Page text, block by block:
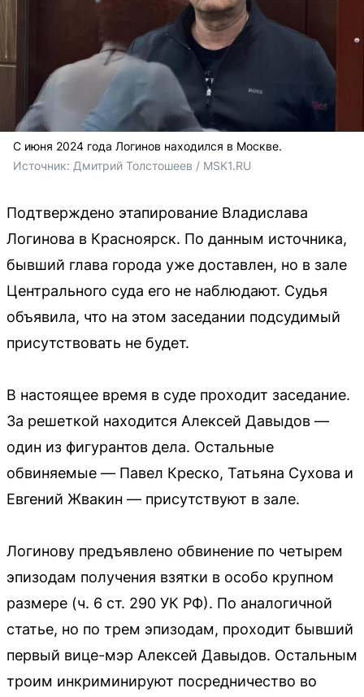
С июня 2024 года Логинов находился в Москве.
Источник: Дмитрий Толстошеев / MSK1.RU
Подтверждено этапирование Владислава
Логинова в Красноярск. По данным источника,
бывший глава города уже доставлен, но в зале
Центрального суда его не наблюдают. Судья
объявила, что на этом заседании подсудимый
присутствовать не будет.
В настоящее время в суде проходит заседание.
За решеткой находится Алексей Давыдов —
один из фигурантов дела. Остальные
обвиняемые — Павел Креско, Татьяна Сухова и
Евгений Жвакин — присутствуют в зале.
Логинову предъявлено обвинение по четырем
эпизодам получения взятки в особо крупном
размере (ч. 6 ст. 290 УК РФ). По аналогичной
статье, но по трем эпизодам, проходит бывший
первый вице-мэр Алексей Давыдов. Остальным
троим инкриминируют посредничество во